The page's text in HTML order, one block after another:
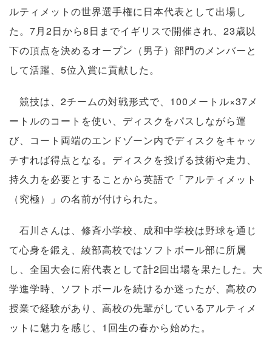
ルティメットの世界選手権に日本代表として出場し
た。7月2日から8日までイギリスで開催され、23歳以
下の頂点を決めるオープン（男子）部門のメンバーと
して活躍、5位入賞に貢献した。
競技は、2チームの対戦形式で、100メートル×37メ
ートルのコートを使い、ディスクをパスしながら運
び、コート両端のエンドゾーン内でディスクをキャッ
チすれば得点となる。ディスクを投げる技術や走力、
持久力を必要とすることから英語で「アルティメット
（究極）」の名前が付けられた。
石川さんは、修斉小学校、成和中学校は野球を通じ
て心身を鍛え、綾部高校ではソフトボール部に所属
し、全国大会に府代表として計2回出場を果たした。大
学進学時、ソフトボールを続けるか迷ったが、高校の
授業で経験があり、高校の先輩がしているアルティメ
ットに魅力を感じ、1回生の春から始めた。